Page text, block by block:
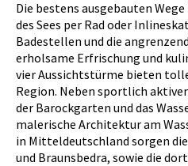
Die bestens ausgebauten
des Sees per Rad oder
Badestellen und die
erholsame Erfrischung und
vier Aussichtstürme bieten
Region. Neben sportlich
der Barockgarten und das
malerische Architektur am
in Mitteldeutschland sorgen
und Braunsbedra, sowie die